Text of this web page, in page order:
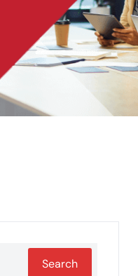
Search